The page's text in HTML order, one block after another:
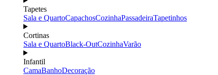
Tapetes
Sala e QuartoCapachosCozinhaPassadeiraTapetinhos
Cortinas
Sala e QuartoBlack-OutCozinhaVarão
Infantil
CamaBanhoDecoração